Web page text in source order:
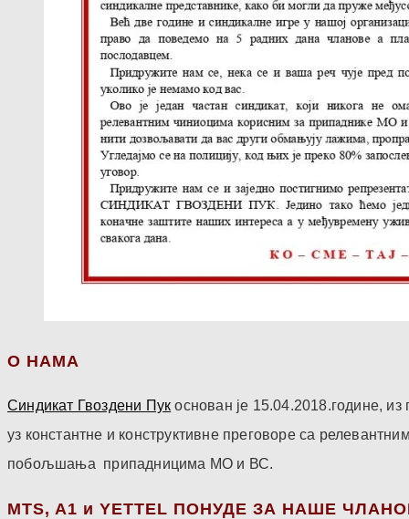
О НАМА
Синдикат Гвоздени Пук основан је 15.04.2018.године,
уз константне и конструктивне преговоре са
побољшања припадницима МО и ВС.
МТS, A1 и YETTEL ПОНУДЕ ЗА НАШЕ